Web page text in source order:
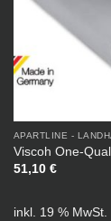
Viscoh One-
51,10 €
inkl. 19 % MwSt.